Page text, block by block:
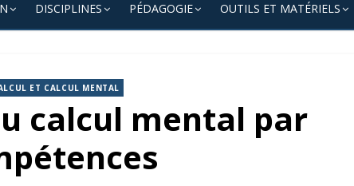
DISCIPLINES PÉDAGOGIE OUTILS ET MATÉRIELS
ET CALCUL MENTAL
calcul mental par